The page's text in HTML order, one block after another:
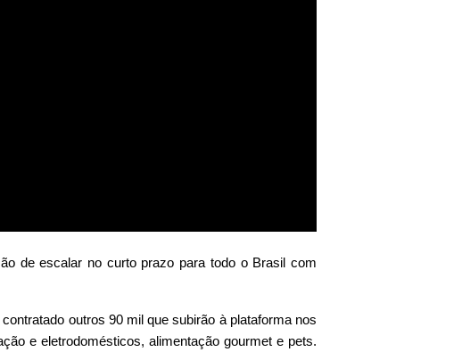
de escalar no curto prazo para todo o Brasil com
outros 90 mil que subirão à plataforma nos
e eletrodomésticos, alimentação gourmet e pets.